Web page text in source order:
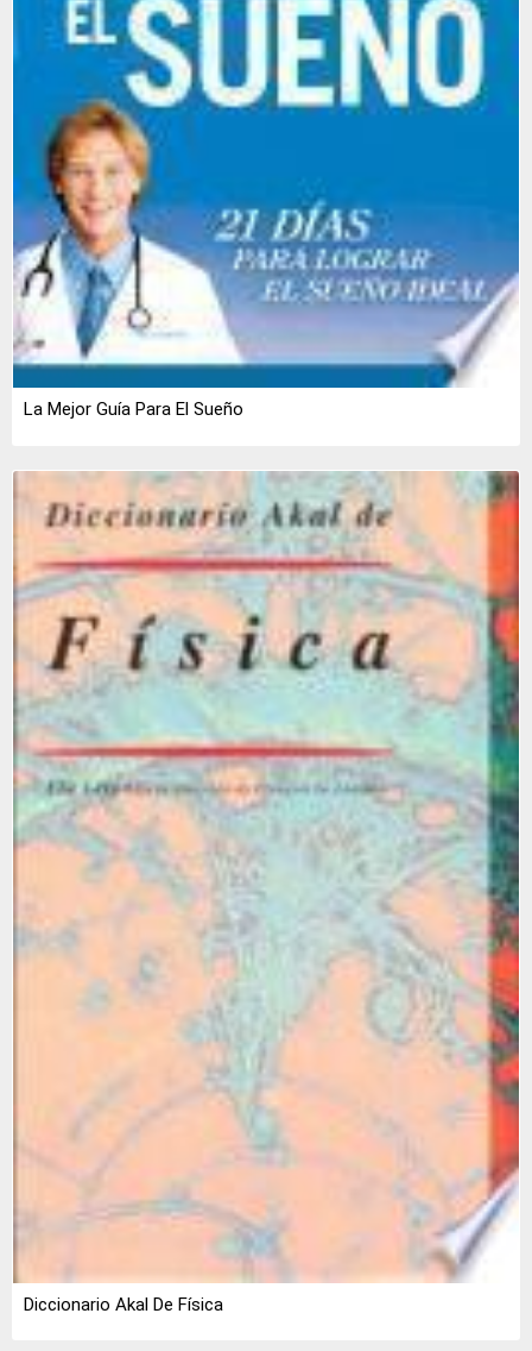
La Mejor Guía Para El Sueño
Diccionario Akal De Física